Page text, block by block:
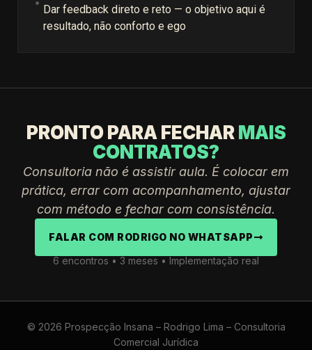
Dar feedback direto e reto — o objetivo aqui é
resultado, não conforto e ego
PRONTO PARA FECHARMAIS
CONTRATOS?
Consultoria não é assistir aula. É colocar em
prática, errar com acompanhamento, ajustar
com método e fechar com consistência.
FALAR COM RODRIGO NO WHATSAPP
6 encontros • 3 meses • Implementação real
© 2026 Prospecção Insana – Rodrigo Lima – Consultoria
Comercial Jurídica